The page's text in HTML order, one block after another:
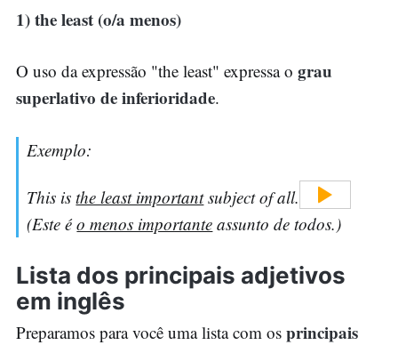
1) the least (o/a menos)
O uso da expressão "the least" expressa o grau
superlativo de inferioridade.
Exemplo:
This isthe least importantsubject of all.
(Este éo menos importante assunto de todos.)
Lista dos principais adjetivos
em inglês
Preparamos para você uma lista com os principais